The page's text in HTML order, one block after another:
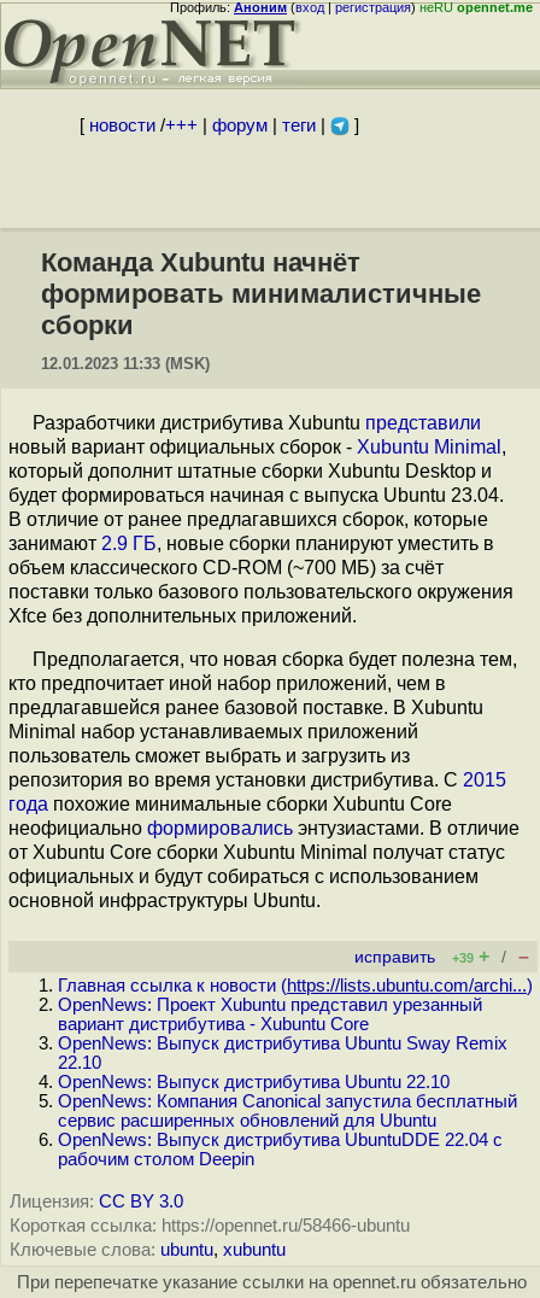
Профиль:Аноним(вход|регистрация)неRUopennet.me
[ новости/+++ форум| теги| ]
Команда Xubuntu начнёт
формировать минималистичные
сборки
12.01.2023 11:33 (MSK)
Разработчики дистрибутива Xubuntu представили
новый вариант официальных сборок - Xubuntu Minimal ,
который дополнит штатные сборки Xubuntu Desktop и
будет формироваться начиная с выпуска Ubuntu 23.04.
В отличие от ранее предлагавшихся сборок, которые
занимают 2.9 ГБ, новые сборки планируют уместить в
объем классического CD-ROM (~700 МБ) за счёт
поставки только базового пользовательского окружения
Xfce без дополнительных приложений.
Предполагается, что новая сборка будет полезна тем,
кто предпочитает иной набор приложений, чем в
предлагавшейся ранее базовой поставке. В Xubuntu
Minimal набор устанавливаемых приложений
пользователь сможет выбрать и загрузить из
репозитория во время установки дистрибутива. С 2015
года похожие минимальные сборки Xubuntu Core
неофициально формировались энтузиастами. В отличие
от Xubuntu Core сборки Xubuntu Minimal получат статус
официальных и будут собираться с использованием
основной инфраструктуры Ubuntu.
исправить +39 + / –
Главная ссылка к новости (https://lists.ubuntu.com/archi...)
OpenNews: Проект Xubuntu представил урезанный
вариант дистрибутива - Xubuntu Core
OpenNews: Выпуск дистрибутива Ubuntu Sway Remix
22.10
OpenNews: Выпуск дистрибутива Ubuntu 22.10
OpenNews: Компания Canonical запустила бесплатный
сервис расширенных обновлений для Ubuntu
OpenNews: Выпуск дистрибутива UbuntuDDE 22.04 с
рабочим столом Deepin
Лицензия: CC BY 3.0
Короткая ссылка: https://opennet.ru/58466-ubuntu
Ключевые слова: ubuntu, xubuntu
При перепечатке указание ссылки на opennet.ru обязательно